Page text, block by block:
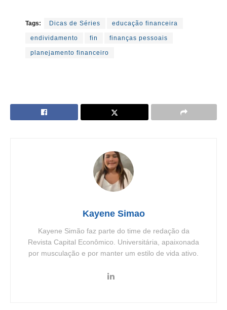
Tags: Dicas de Séries educação financeira
endividamento fin finanças pessoais
planejamento financeiro
Kayene Simao
Kayene Simão faz parte do time de redação da
Revista Capital Econômico. Universitária, apaixonada
por musculação e por manter um estilo de vida ativo.